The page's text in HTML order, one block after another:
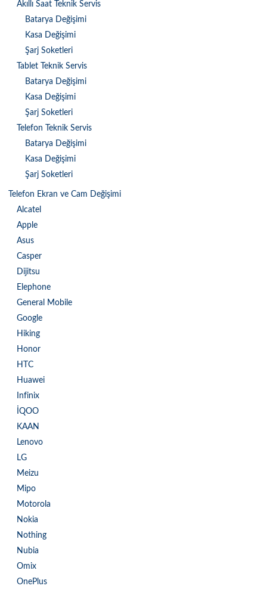
Akıllı Saat Teknik Servis
Batarya Değişimi
Kasa Değişimi
Şarj Soketleri
Tablet Teknik Servis
Batarya Değişimi
Kasa Değişimi
Şarj Soketleri
Telefon Teknik Servis
Batarya Değişimi
Kasa Değişimi
Şarj Soketleri
Telefon Ekran ve Cam Değişimi
Alcatel
Apple
Asus
Casper
Dijitsu
Elephone
General Mobile
Google
Hiking
Honor
HTC
Huawei
Infinix
İQOO
KAAN
Lenovo
LG
Meizu
Mipo
Motorola
Nokia
Nothing
Nubia
Omix
OnePlus